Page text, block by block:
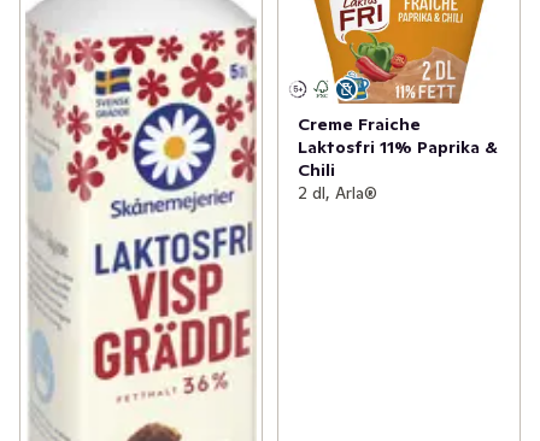
Creme Fraiche
Laktosfri 11% Paprika &
Chili
2 dl, Arla®